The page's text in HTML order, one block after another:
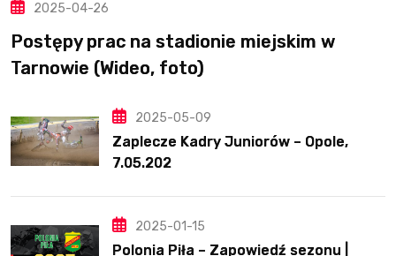
2025-04-26
Postępy prac na stadionie miejskim w
Tarnowie (Wideo, foto)
2025-05-09
Zaplecze Kadry Juniorów – Opole,
7.05.202
2025-01-15
Polonia Piła – Zapowiedź sezonu |